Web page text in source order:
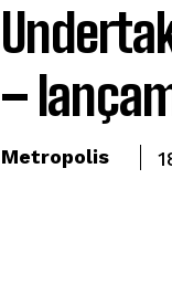
–
Metropolis